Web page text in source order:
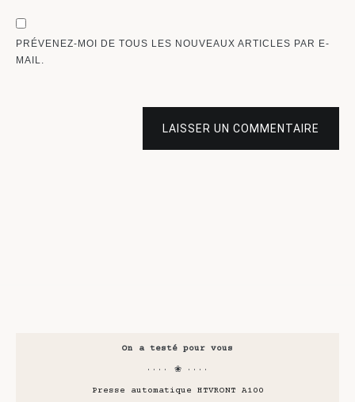
PRÉVENEZ-MOI DE TOUS LES NOUVEAUX ARTICLES PAR E-
MAIL.
LAISSER UN COMMENTAIRE
On a testé pour vous
···· ❀ ····
Presse automatique HTVRONT A100